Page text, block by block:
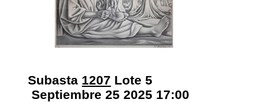
Subasta 1207 Lote 5
Septiembre 25 2025 17:00